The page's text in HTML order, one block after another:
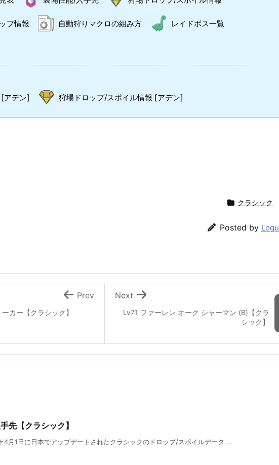
プ情報 自動狩りマクロの組み方 レイドボス一覧
アデン] 狩場ドロップ/スポイル情報 [アデン]
クラシック
Posted by Logu
Lv71 ファーレン オーク シャーマン (B)【クラ
シック】
Next
カー【クラシック】
Prev
先【クラシック】
4月1日に日本でアップデートされたクラシックのドロップ/スポイルデータ ...